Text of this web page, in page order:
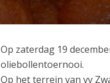
Op zaterdag 19
oliebollentoernooi.
Op het terrein van vv